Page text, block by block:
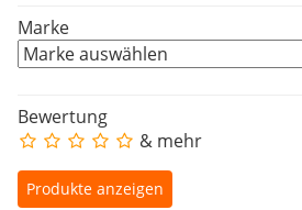
Marke
Bewertung
& mehr